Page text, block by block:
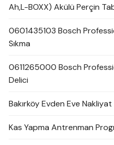
Ah,L-BOXX) Akülü Perçin
0601435103 Bosch
Sıkma
0611265000 Bosch
Delici
Bakırköy Evden Eve Nakliyat
Kas Yapma Antrenman